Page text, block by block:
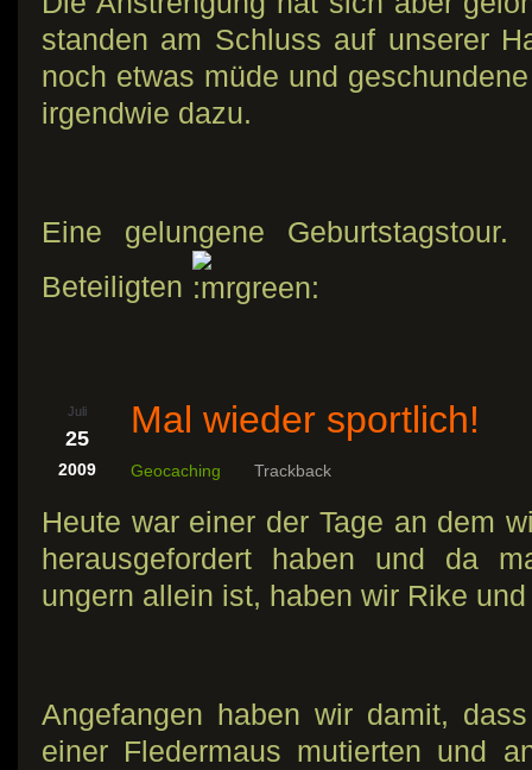
standen am Schluss auf unserer
noch etwas müde und
irgendwie dazu.
Eine gelungene
Beteiligten
Juli
25
2009
Mal wieder sportlich!
Geocaching Trackback
Heute war einer der Tage an dem
herausgefordert haben und da
ungern allein ist, haben wir Rike
Angefangen haben wir damit,
einer Fledermaus mutierten und